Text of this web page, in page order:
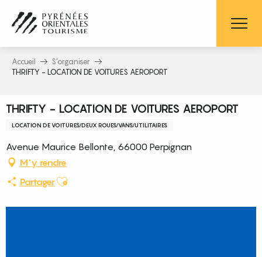
contenu
principal
Accueil
S’organiser
THRIFTY - LOCATION DE VOITURES AEROPORT
THRIFTY - LOCATION DE VOITURES AEROPORT
LOCATION DE VOITURES/DEUX ROUES/VANS/UTILITAIRES
Avenue Maurice Bellonte, 66000 Perpignan
M'y rendre
PartagerAjouter aux favoris